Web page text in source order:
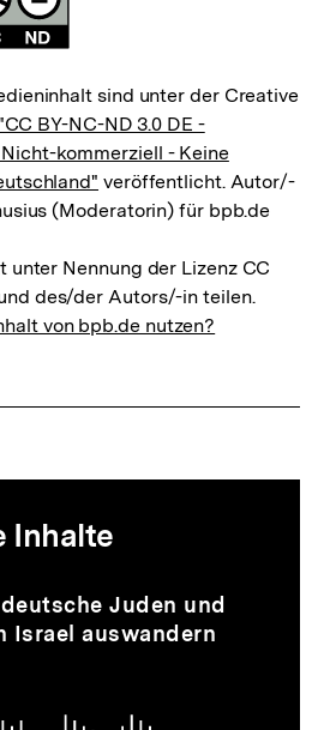
sind unter der Creative
BY-NC-ND 3.0 DE -
kommerziell - Keine
veröffentlicht. Autor/-
(Moderatorin) für bpb.de
unter Nennung der Lizenz CC
des/der Autors/-in teilen.
von bpb.de nutzen?
Inhalte
Juden und
Israel auswandern